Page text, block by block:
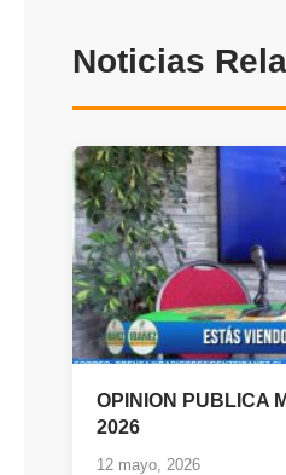
Noticias
OPINION PUBLICA
2026
12 mayo, 2026